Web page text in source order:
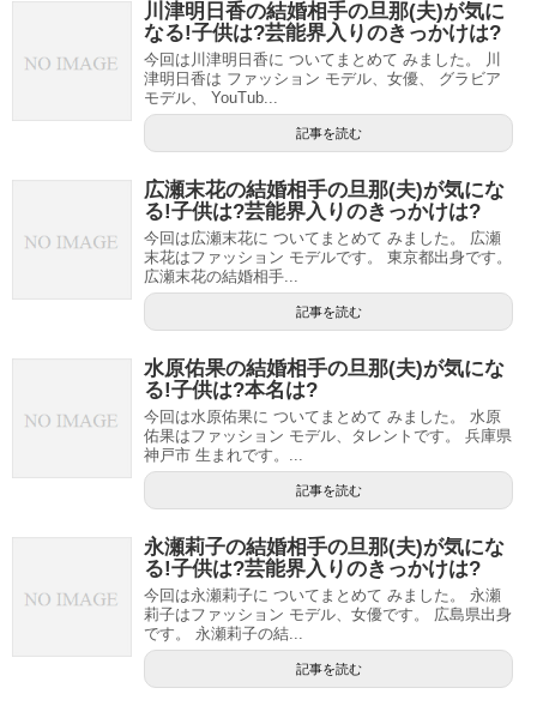
川津明日香の結婚相手の旦那(夫)が気に
なる!子供は?芸能界入りのきっかけは?
今回は川津明日香に ついてまとめて みました。 川
津明日香は ファッション モデル、女優、 グラビア
モデル、 YouTub...
記事を読む
広瀬末花の結婚相手の旦那(夫)が気にな
る!子供は?芸能界入りのきっかけは?
今回は広瀬末花に ついてまとめて みました。 広瀬
末花はファッション モデルです。 東京都出身です。
広瀬末花の結婚相手...
記事を読む
水原佑果の結婚相手の旦那(夫)が気にな
る!子供は?本名は?
今回は水原佑果に ついてまとめて みました。 水原
佑果はファッション モデル、タレントです。 兵庫県
神戸市 生まれです。...
記事を読む
永瀬莉子の結婚相手の旦那(夫)が気にな
る!子供は?芸能界入りのきっかけは?
今回は永瀬莉子に ついてまとめて みました。 永瀬
莉子はファッション モデル、女優です。 広島県出身
です。 永瀬莉子の結...
記事を読む